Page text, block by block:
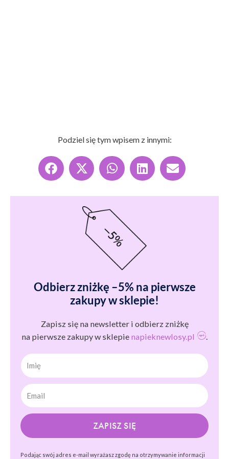
Podziel się tym wpisem z innymi:
Odbierz zniżkę –5% na pierwsze
zakupy w sklepie!
Zapisz się na newsletter i odbierz zniżkę
na pierwsze zakupy w sklepie napieknewlosy.pl .
Imię
ZAPISZ SIĘ
Podając swój adres e-mail wyrażasz zgodę na otrzymywanie informacji